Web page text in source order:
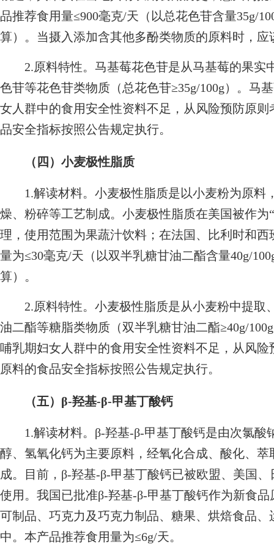
品推荐食用量≤900毫克/天（以总花色苷含量35g/
算）。当摄入添加含其他多酚类物质的原料时，
2.原料特性。马基莓花色苷是从马基莓的果实
色苷等花色苷类物质（总花色苷≥35g/100g）。马
女人群中的食用安全性资料不足，从风险预防原
品安全指标按照公告规定执行。
（四）小麦极性脂质
1.解读材料。小麦极性脂质是以小麦粉为原料
燥、粉碎等工艺制成。小麦极性脂质在美国被作为
理，使用范围为果蔬汁饮料；在法国、比利时和
量为≤30毫克/天（以双半乳糖甘油二酯含量40g/
算）。
2.原料特性。小麦极性脂质是从小麦粉中提取
油二酯等糖脂类物质（双半乳糖甘油二酯≥40g/
哺乳期妇女人群中的食用安全性资料不足，从风
原料的食品安全指标按照公告规定执行。
（五）β-羟基-β-甲基丁酸钙
1.解读材料。β-羟基-β-甲基丁酸钙是由次氯酸
醇、氢氧化钙为主要原料，经氧化合成、酸化、
成。目前，β-羟基-β-甲基丁酸钙已被欧盟、美国
使用。我国已批准β-羟基-β-甲基丁酸钙作为新食
可制品、巧克力及巧克力制品、糖果、烘焙食品
中。本产品推荐食用量为≤6g/天。